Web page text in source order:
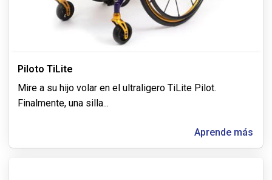
Piloto TiLite
Mire a su hijo volar en el ultraligero TiLite Pilot.
Finalmente, una silla...
Aprende más